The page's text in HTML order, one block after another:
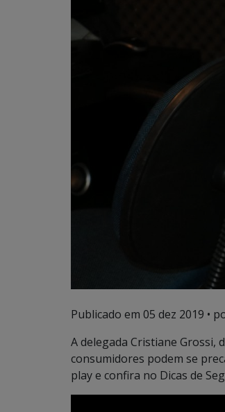
Publicado em 05 dez 2019 •
A delegada Cristiane Grossi,
consumidores podem se
play e confira no Dicas de